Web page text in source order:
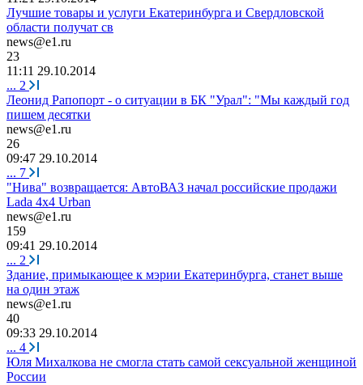
Лучшие товары и услуги Екатеринбурга и Свердловской
области получат св
news@e1.ru
23
11:11 29.10.2014
... 2
Леонид Рапопорт - о ситуации в БК "Урал": "Мы каждый год
пишем десятки
news@e1.ru
26
09:47 29.10.2014
... 7
"Нива" возвращается: АвтоВАЗ начал российские продажи
Lada 4x4 Urban
news@e1.ru
159
09:41 29.10.2014
... 2
Здание, примыкающее к мэрии Екатеринбурга, станет выше
на один этаж
news@e1.ru
40
09:33 29.10.2014
... 4
Юля Михалкова не смогла стать самой сексуальной женщиной
России